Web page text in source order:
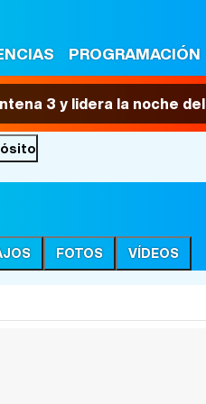
PROGRAMACIÓN
3 y lidera la noche
FOTOS VÍDEOS